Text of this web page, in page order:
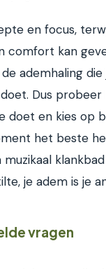
en focus,
comfort kan
ademhaling die
Dus
doet en kies op
het beste
je adem is je
vragen